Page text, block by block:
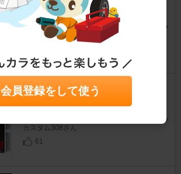
キックス e-POWER [P15]
hikaさん
ESPELIR SUPER DOWNSUS
カスタム308さん
61
会員登録をして使う